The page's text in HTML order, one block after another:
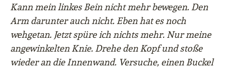
Kann mein linkes Bein nicht mehr bewegen. Den
Arm darunter auch nicht. Eben hat es noch
wehgetan. Jetzt spüre ich nichts mehr. Nur meine
angewinkelten Knie. Drehe den Kopf und stoße
wieder an die Innenwand. Versuche, einen Buckel